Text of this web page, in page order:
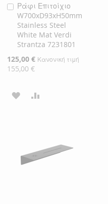
Ράφι Επιτοίχιο
W700xD93xH50mm
Stainless Steel
White Mat Verdi
Strantza 7231801
Ειδική
Τιμή
125,00 € Κανονική τιμή
155,00 €
Προσθήκη
στο
Καλάθι
ΠΡΟΣΘΉΚΗ
ΕΠΙΘΥΜΙΏΝ